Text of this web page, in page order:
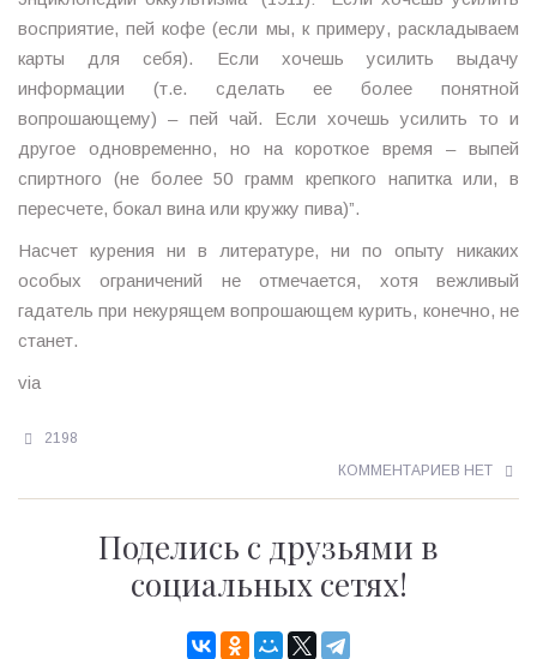
восприятие, пей кофе (если мы, к примеру, раскладываем
карты для себя). Если хочешь усилить выдачу
информации (т.е. сделать ее более понятной
вопрошающему) – пей чай. Если хочешь усилить то и
другое одновременно, но на короткое время – выпей
спиртного (не более 50 грамм крепкого напитка или, в
пересчете, бокал вина или кружку пива)”.
Насчет курения ни в литературе, ни по опыту никаких
особых ограничений не отмечается, хотя вежливый
гадатель при некурящем вопрошающем курить, конечно, не
станет.
via
2198
КОММЕНТАРИЕВ НЕТ
Поделись с друзьями в
социальных сетях!